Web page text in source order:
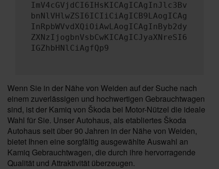
ImV4cGVjdCI6IHsKICAgICAgInJlc3Bv
bnNlVHlwZSI6ICIiCiAgICB9LAogICAg
InRpbWVvdXQiOiAwLAogICAgInByb2dy
ZXNzIjogbnVsbCwKICAgICJyaXNreSI6
IGZhbHNlCiAgfQp9
Wenn Sie in der Nähe von Weiden auf der Suche nach
einem zuverlässigen und hochwertigen Gebrauchtwagen
sind, ist der Kamiq von Škoda bei Motor-Nützel die ideale
Wahl für Sie. Unser Autohaus, als etabliertes Škoda
Autohaus seit über 90 Jahren in der Nähe von Weiden,
bietet Ihnen eine sorgfältig ausgewählte Auswahl an
Kamiq Gebrauchtwagen, die durch ihre hervorragende
Qualität und Attraktivität überzeugen.